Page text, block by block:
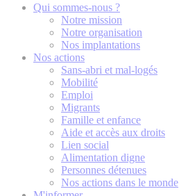
Qui sommes-nous ?
Notre mission
Notre organisation
Nos implantations
Nos actions
Sans-abri et mal-logés
Mobilité
Emploi
Migrants
Famille et enfance
Aide et accès aux droits
Lien social
Alimentation digne
Personnes détenues
Nos actions dans le monde